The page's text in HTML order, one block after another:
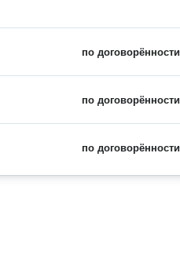
по договорённости
по договорённости
по договорённости